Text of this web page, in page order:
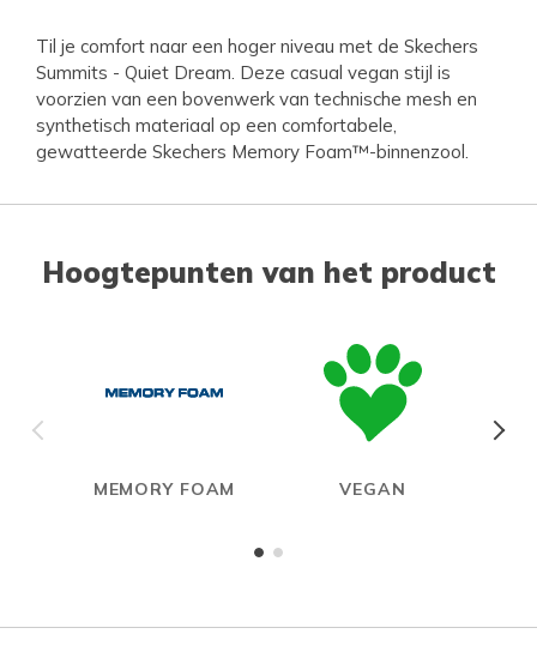
Til je comfort naar een hoger niveau met de Skechers
Summits - Quiet Dream. Deze casual vegan stijl is
voorzien van een bovenwerk van technische mesh en
synthetisch materiaal op een comfortabele,
gewatteerde Skechers Memory Foam™-binnenzool.
Hoogtepunten van het product
MEMORY FOAM
VEGAN